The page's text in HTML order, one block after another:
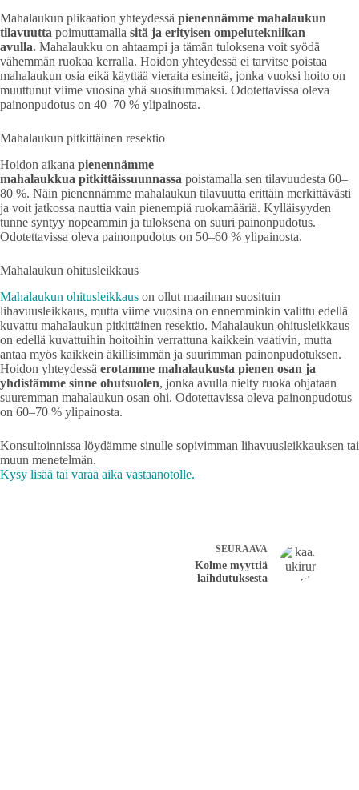
Mahalaukun plikaation yhteydessä pienennämme mahalaukun
tilavuutta poimuttamalla sitä ja erityisen ompelutekniikan
avulla. Mahalaukku on ahtaampi ja tämän tuloksena voit syödä
vähemmän ruokaa kerralla. Hoidon yhteydessä ei tarvitse poistaa
mahalaukun osia eikä käyttää vieraita esineitä, jonka vuoksi hoito on
muuttunut viime vuosina yhä suositummaksi. Odotettavissa oleva
painonpudotus on 40–70 % ylipainosta.
Mahalaukun pitkittäinen resektio
Hoidon aikana pienennämme
mahalaukkua pitkittäissuunnassa poistamalla sen tilavuudesta 60–
80 %. Näin pienennämme mahalaukun tilavuutta erittäin merkittävästi
ja voit jatkossa nauttia vain pienempiä ruokamääriä. Kylläisyyden
tunne syntyy nopeammin ja tuloksena on suuri painonpudotus.
Odotettavissa oleva painonpudotus on 50–60 % ylipainosta.
Mahalaukun ohitusleikkaus
Mahalaukun ohitusleikkaus on ollut maailman suosituin
lihavuusleikkaus, mutta viime vuosina on ennemminkin valittu edellä
kuvattu mahalaukun pitkittäinen resektio. Mahalaukun ohitusleikkaus
on edellä kuvattuihin hoitoihin verrattuna kaikkein vaativin, mutta
antaa myös kaikkein äkillisimmän ja suurimman painonpudotuksen.
Hoidon yhteydessä erotamme mahalaukusta pienen osan ja
yhdistämme sinne ohutsuolen, jonka avulla nielty ruoka ohjataan
suuremman mahalaukun osan ohi. Odotettavissa oleva painonpudotus
on 60–70 % ylipainosta.
Konsultoinnissa löydämme sinulle sopivimman lihavuusleikkauksen tai
muun menetelmän.
Kysy lisää tai varaa aika vastaanotolle.
SEURAAVA
Kolme myyttiä
laihdutuksesta